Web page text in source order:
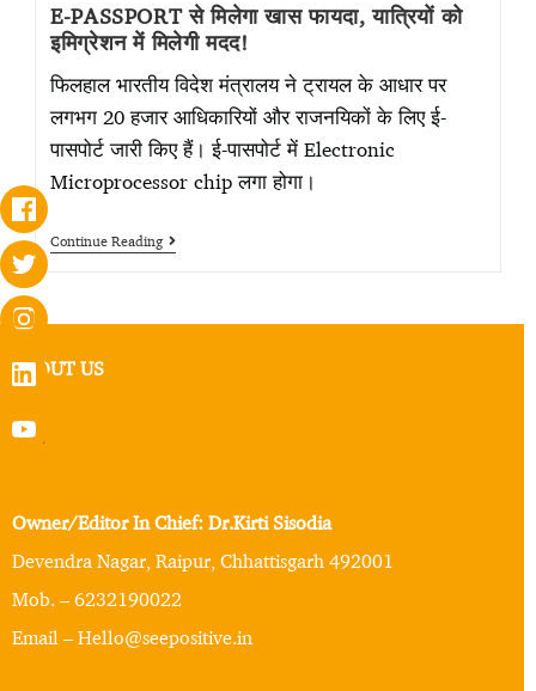
E-PASSPORT से मिलेगा खास फायदा, यात्रियों को
इमिग्रेशन में मिलेगी मदद!
फिलहाल भारतीय विदेश मंत्रालय ने ट्रायल के आधार पर
लगभग 20 हजार आधिकारियों और राजनयिकों के लिए ई-
पासपोर्ट जारी किए हैं। ई-पासपोर्ट में Electronic
Microprocessor chip लगा होगा।
Continue Reading
ABOUT US
Owner/Editor In Chief: Dr.Kirti Sisodia
Devendra Nagar, Raipur, Chhattisgarh 492001
Mob. – 6232190022
Email – Hello@seepositive.in